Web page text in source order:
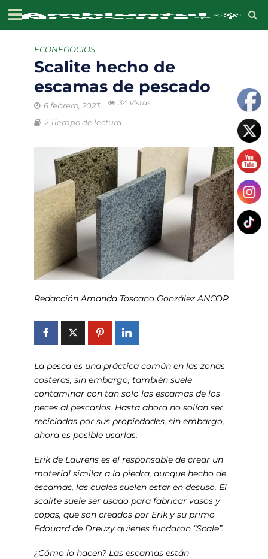
ECONEGOCIOS
Scalite hecho de
escamas de pescado
6 febrero, 2023 34 Vistas
2 Tiempo de lectura
Redacción Amanda Toscano González ANCOP
La pesca es una práctica común en las zonas
costeras, sin embargo, también suele
contaminar con tan solo las escamas de los
peces al pescarlos. Hasta ahora no solían ser
recicladas por sus propiedades, sin embargo,
ahora es posible usarlas.
Erik de Laurens es el responsable de crear un
material similar a la piedra, aunque hecho de
escamas, las cuales suelen estar en desuso. El
scalite suele ser usado para fabricar vasos y
copas, que son creados por Erik y su primo
Edouard de Dreuzy quienes fundaron “Scale”.
¿Cómo lo hacen? Las escamas están